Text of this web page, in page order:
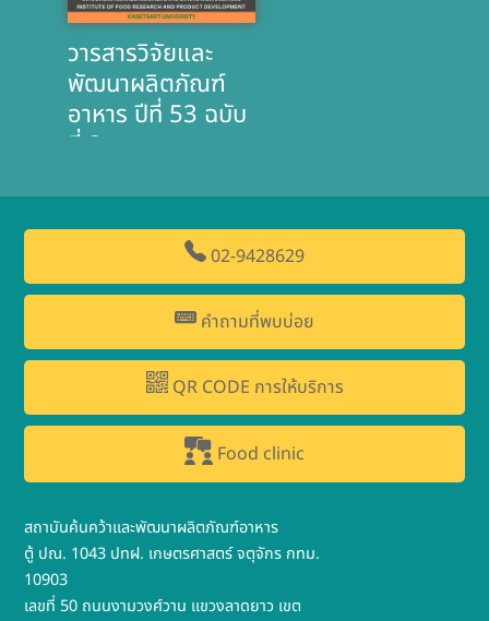
วารสารวิจัยและ
พัฒนาผลิตภัณฑ์
อาหาร ปีที่ 53 ฉบับ
ที่ 2
02-9428629
คำถามที่พบบ่อย
QR CODE การให้บริการ
Food clinic
สถาบันค้นคว้าและพัฒนาผลิตภัณฑ์อาหาร
ตู้ ปณ. 1043 ปทฝ. เกษตรศาสตร์ จตุจักร กทม.
10903
เลขที่ 50 ถนนงามวงศ์วาน แขวงลาดยาว เขต